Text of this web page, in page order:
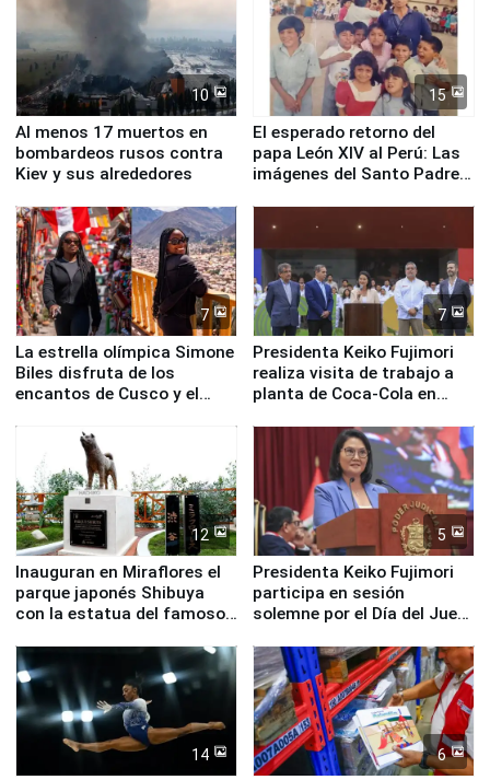
10
Al menos 17 muertos en
bombardeos rusos contra
Kiev y sus alrededores
15
El esperado retorno del
papa León XIV al Perú: Las
imágenes del Santo Padre
7
La estrella olímpica Simone
Biles disfruta de los
encantos de Cusco y el
7
Presidenta Keiko Fujimori
realiza visita de trabajo a
planta de Coca-Cola en
12
Inauguran en Miraflores el
parque japonés Shibuya
con la estatua del famoso
5
Presidenta Keiko Fujimori
participa en sesión
solemne por el Día del Juez
14 6